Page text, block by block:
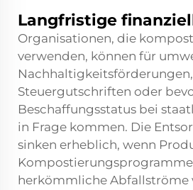
Langfristige
Organisationen, die
verwenden, können für
Nachhaltigkeitsförderungen,
Steuergutschriften oder
Beschaffungsstatus bei
in Frage kommen. Die
sinken erheblich, wenn
herkömmliche Abfallströme